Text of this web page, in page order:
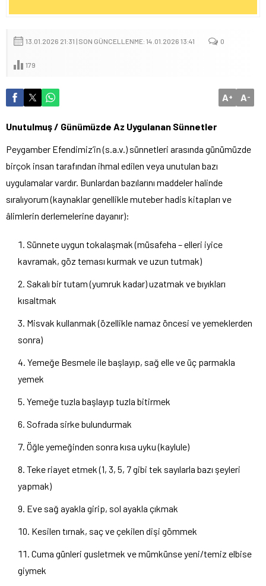
13.01.2026 21:31 | SON GÜNCELLENME: 14.01.2026 13:41 0
179
A+ A-
Unutulmuş / Günümüzde Az Uygulanan Sünnetler
Peygamber Efendimiz’in (s.a.v.) sünnetleri arasında günümüzde
birçok insan tarafından ihmal edilen veya unutulan bazı
uygulamalar vardır. Bunlardan bazılarını maddeler halinde
sıralıyorum (kaynaklar genellikle muteber hadis kitapları ve
âlimlerin derlemelerine dayanır):
Sünnete uygun tokalaşmak (müsafeha – elleri iyice
kavramak, göz teması kurmak ve uzun tutmak)
Sakalı bir tutam (yumruk kadar) uzatmak ve bıyıkları
kısaltmak
Misvak kullanmak (özellikle namaz öncesi ve yemeklerden
sonra)
Yemeğe Besmele ile başlayıp, sağ elle ve üç parmakla
yemek
Yemeğe tuzla başlayıp tuzla bitirmek
Sofrada sirke bulundurmak
Öğle yemeğinden sonra kısa uyku (kaylule)
Teke riayet etmek (1, 3, 5, 7 gibi tek sayılarla bazı şeyleri
yapmak)
Eve sağ ayakla girip, sol ayakla çıkmak
Kesilen tırnak, saç ve çekilen dişi gömmek
Cuma günleri gusletmek ve mümkünse yeni/temiz elbise
giymek